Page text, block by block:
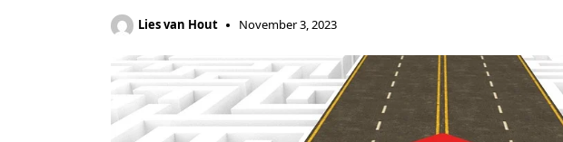
Lies van Hout November 3, 2023